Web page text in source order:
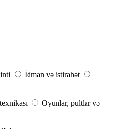
İdman və istirahət
Oyunlar, pultlar və